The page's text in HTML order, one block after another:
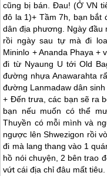
cũng bị bán. Đau! (Ở VN
đô la 1)+ Tầm 7h, bạn bắt
dân địa phương. Ngày đầu
rồi ngày sau tự mà đi
Mininlo + Ananda Phaya +
đi từ Nyaung U tới Old
đường nhựa Anawarahta
đường Lanmadaw dân
+ Đến trưa, các bạn sẽ ra
bạn nếu muốn có thể
Thuyền có mỗi mình và
ngược lên Shwezigon rồi
đi mà lang thang vào 1
hồ nói chuyện, 2 bên trao
vứt cái địa chỉ đâu mất tiêu.